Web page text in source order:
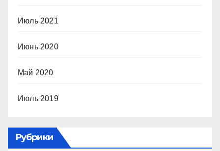
Июль 2021
Июнь 2020
Май 2020
Июль 2019
Рубрики